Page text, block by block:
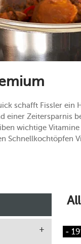
schafft Fissler
einer Zeitersparnis
wichtige
Schnellkochtöpfen
-